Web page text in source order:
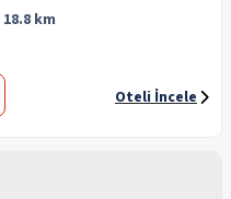
18.8 km
Oteli İncele